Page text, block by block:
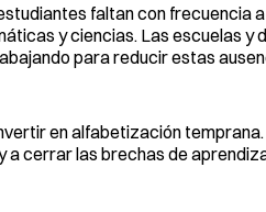
faltan con frecuencia
y ciencias. Las escuelas
para reducir estas
en alfabetización
cerrar las brechas de